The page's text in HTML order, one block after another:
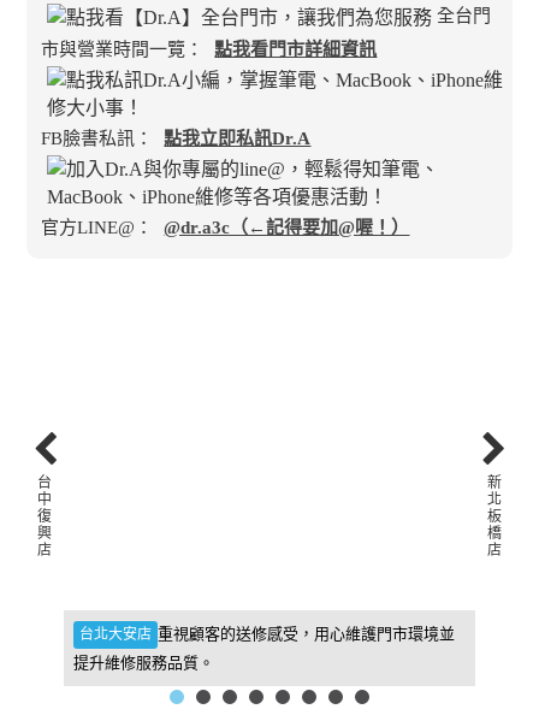
全台門
市與營業時間一覽：
點我看門市詳細資訊
FB臉書私訊： 點我立即私訊Dr.A
官方LINE@： @dr.a3c（←記得要加@喔！）
台北大安店 重視顧客的送修感受，用心維護門市環境並
提升維修服務品質。
新
北
板
橋
店
台
中
復
興
店